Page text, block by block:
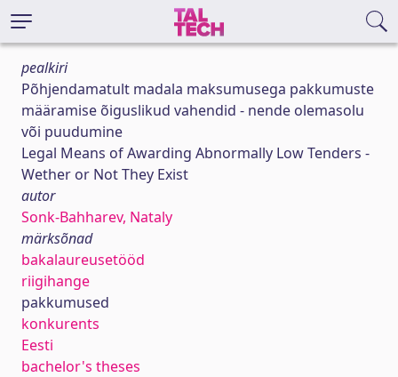
pealkiri
Põhjendamatult madala maksumusega pakkumuste
määramise õiguslikud vahendid - nende olemasolu
või puudumine
Legal Means of Awarding Abnormally Low Tenders -
Wether or Not They Exist
autor
Sonk-Bahharev, Nataly
märksõnad
bakalaureusetööd
riigihange
pakkumused
konkurents
Eesti
bachelor's theses